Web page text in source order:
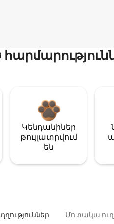
Կենդանիներ
թույլատրվում
են
Մոտակա